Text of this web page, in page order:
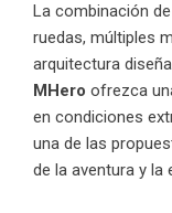
La combinación
ruedas, múltiples
arquitectura
MHero ofrezca
en condiciones
una de las
de la aventura y la